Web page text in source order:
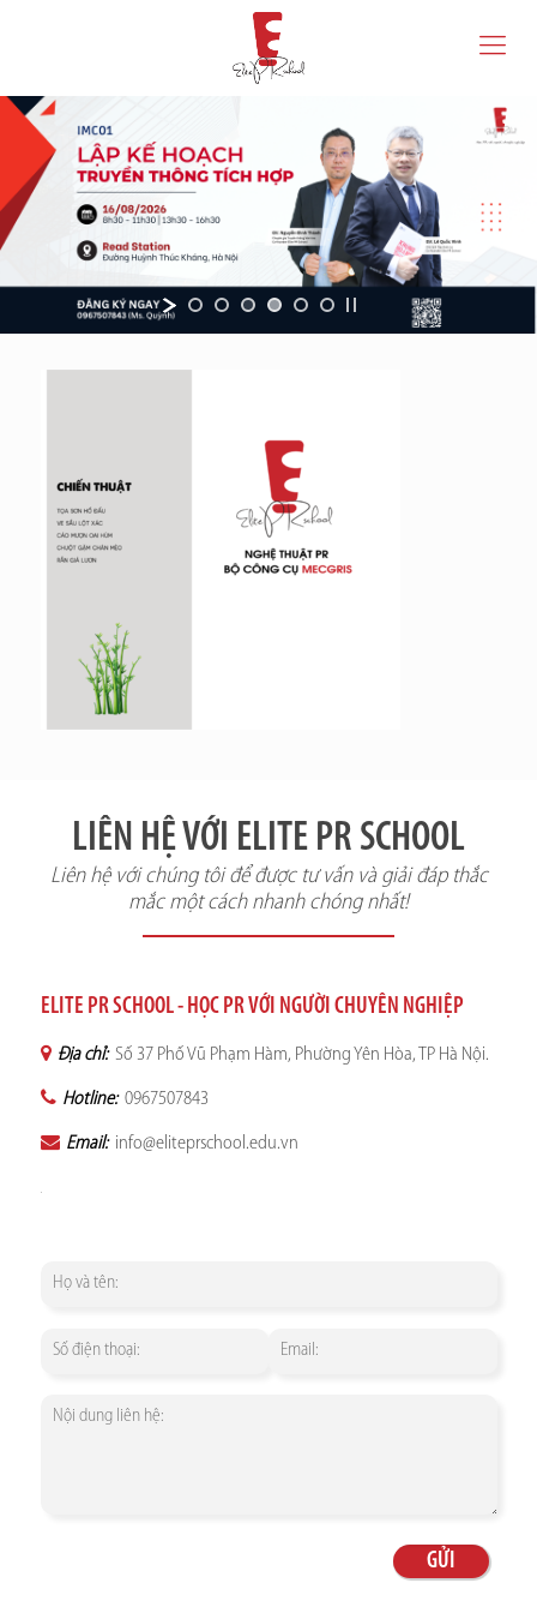
LIÊN HỆ VỚI ELITE PR SCHOOL
Liên hệ với chúng tôi để được tư vấn và giải đáp thắc
mắc một cách nhanh chóng nhất!
ELITE PR SCHOOL - HỌC PR VỚI NGƯỜI CHUYÊN NGHIỆP
Địa chỉ: Số 37 Phố Vũ Phạm Hàm, Phường Yên Hòa, TP Hà Nội.
Hotline: 0967507843
Email: info@eliteprschool.edu.vn